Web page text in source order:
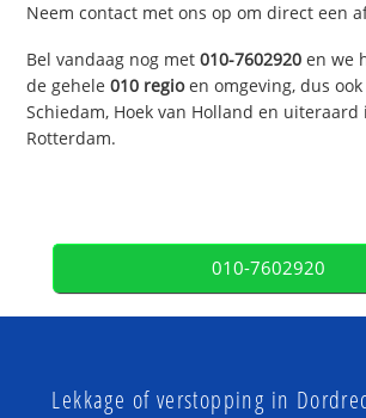
Neem contact met ons op om direct een
Bel vandaag nog met010-7602920 en we
de gehele010 regioen omgeving, dus
Schiedam, Hoek van Holland en uiteraard
Rotterdam.
010-7602920
Lekkage of verstopping in